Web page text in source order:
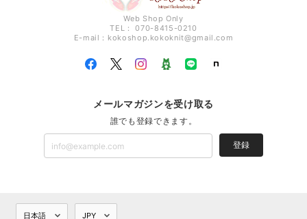
Web Shop Only
TEL： 070-8415-0210
E-mail： kokoshop.kokoknit@gmail.com
メールマガジンを受け取る
誰でも登録できます。
登録